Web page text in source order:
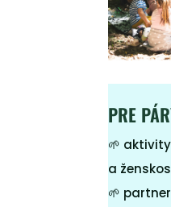
PRE
🌱 a
a
🌱 p